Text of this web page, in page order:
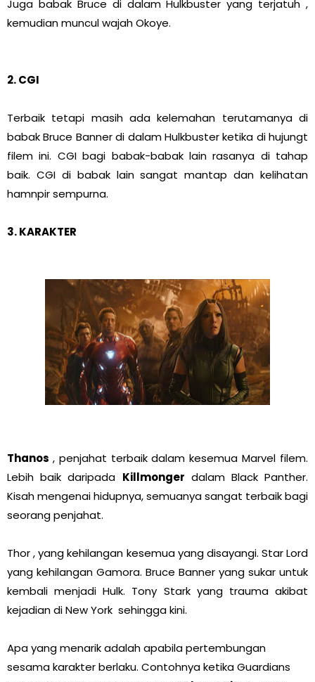
Juga babak Bruce di dalam Hulkbuster yang terjatuh ,
kemudian muncul wajah Okoye.
2. CGI
Terbaik tetapi masih ada kelemahan terutamanya di
babak Bruce Banner di dalam Hulkbuster ketika di hujungt
filem ini. CGI bagi babak-babak lain rasanya di tahap
baik. CGI di babak lain sangat mantap dan kelihatan
hamnpir sempurna.
3. KARAKTER
Thanos , penjahat terbaik dalam kesemua Marvel filem.
Lebih baik daripada Killmonger dalam Black Panther.
Kisah mengenai hidupnya, semuanya sangat terbaik bagi
seorang penjahat.
Thor , yang kehilangan kesemua yang disayangi. Star Lord
yang kehilangan Gamora. Bruce Banner yang sukar untuk
kembali menjadi Hulk. Tony Stark yang trauma akibat
kejadian di New York sehingga kini.
Apa yang menarik adalah apabila pertembungan
sesama karakter berlaku. Contohnya ketika Guardians